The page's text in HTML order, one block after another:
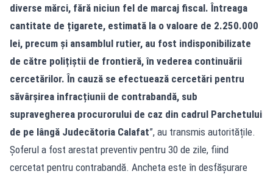
diverse mărci, fără niciun fel de marcaj fiscal. Întreaga
cantitate de țigarete, estimată la o valoare de 2.250.000
lei, precum și ansamblul rutier, au fost indisponibilizate
de către polițiștii de frontieră, în vederea continuării
cercetărilor. În cauză se efectuează cercetări pentru
săvârșirea infracțiunii de contrabandă, sub
supravegherea procurorului de caz din cadrul Parchetului
de pe lângă Judecătoria Calafat”, au transmis autoritățile.
Șoferul a fost arestat preventiv pentru 30 de zile, fiind
cercetat pentru contrabandă. Ancheta este în desfășurare